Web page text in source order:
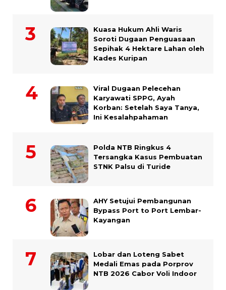
Kuasa Hukum Ahli Waris
Soroti Dugaan Penguasaan
Sepihak 4 Hektare Lahan oleh
Kades Kuripan
Viral Dugaan Pelecehan
Karyawati SPPG, Ayah
Korban: Setelah Saya Tanya,
Ini Kesalahpahaman
Polda NTB Ringkus 4
Tersangka Kasus Pembuatan
STNK Palsu di Turide
AHY Setujui Pembangunan
Bypass Port to Port Lembar-
Kayangan
Lobar dan Loteng Sabet
Medali Emas pada Porprov
NTB 2026 Cabor Voli Indoor